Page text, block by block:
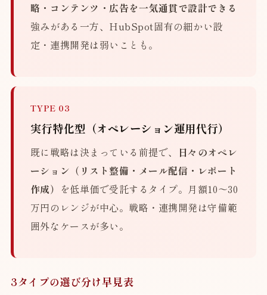
略・コンテンツ・広告を一気通貫で設計できる
強みがある一方、HubSpot固有の細かい設
定・連携開発は弱いことも。
TYPE 03
実行特化型（オペレーション運用代行）
既に戦略は決まっている前提で、
日々のオペレ
ーション（リスト整備・メール配信・レポート
作成） を低単価で受託するタイプ。月額10〜30
万円のレンジが中心。戦略・連携開発は守備範
囲外なケースが多い。
3タイプの選び分け早見表